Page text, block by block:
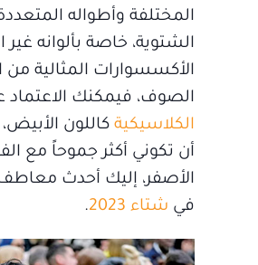
المختلفة وأطواله
الشتوية، خاصة بألوانه غير
الأكسسوارات المثالية
الصوف، فيمكنك الاعتماد
الكلاسيكية كاللون
أن تكوني أكثر جموحاً مع
الأصفر، إليك أحدث معاطف
في شتاء 2023 .